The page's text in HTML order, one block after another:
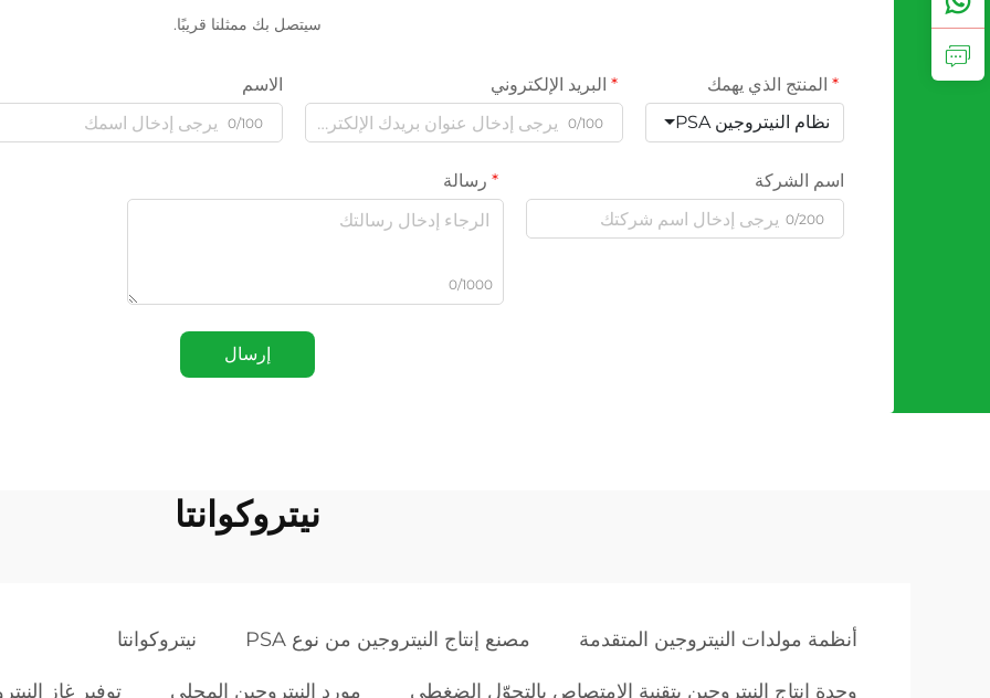
سيتصل بك ممثلنا قريبًا.
المنتج الذي يهمك
نظام النيتروجين PSA
البريد الإلكتروني
0/100
الاسم
0/100
اسم الشركة
0/200
رسالة
0/1000
إرسال
نيتروكوانتا
أنظمة مولدات النيتروجين المتقدمة مصنع إنتاج النيتروجين من نوع PSA نيتروكوانتا
وحدة إنتاج النيتروجين بتقنية الامتصاص بالتحوّل الضغطي مورد النيتروجين المحلي توفير غاز